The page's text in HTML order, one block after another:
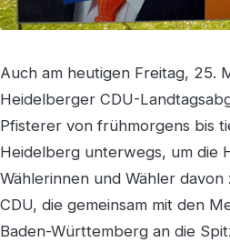
Auch am heutigen Freitag, 25.
Heidelberger CDU-
Pfisterer von frühmorgens bis
Heidelberg unterwegs, um die
Wählerinnen und Wähler
CDU, die gemeinsam mit den
Baden-Württemberg an die